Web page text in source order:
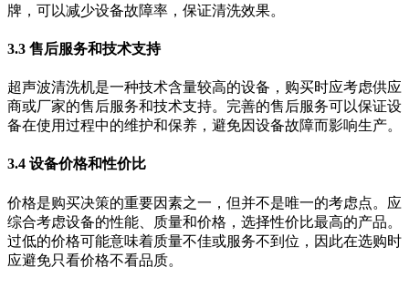
牌，可以减少设备故障率，保证清洗效果。
3.3 售后服务和技术支持
超声波清洗机是一种技术含量较高的设备，购买时应考虑供应
商或厂家的售后服务和技术支持。完善的售后服务可以保证设
备在使用过程中的维护和保养，避免因设备故障而影响生产。
3.4 设备价格和性价比
价格是购买决策的重要因素之一，但并不是唯一的考虑点。应
综合考虑设备的性能、质量和价格，选择性价比最高的产品。
过低的价格可能意味着质量不佳或服务不到位，因此在选购时
应避免只看价格不看品质。